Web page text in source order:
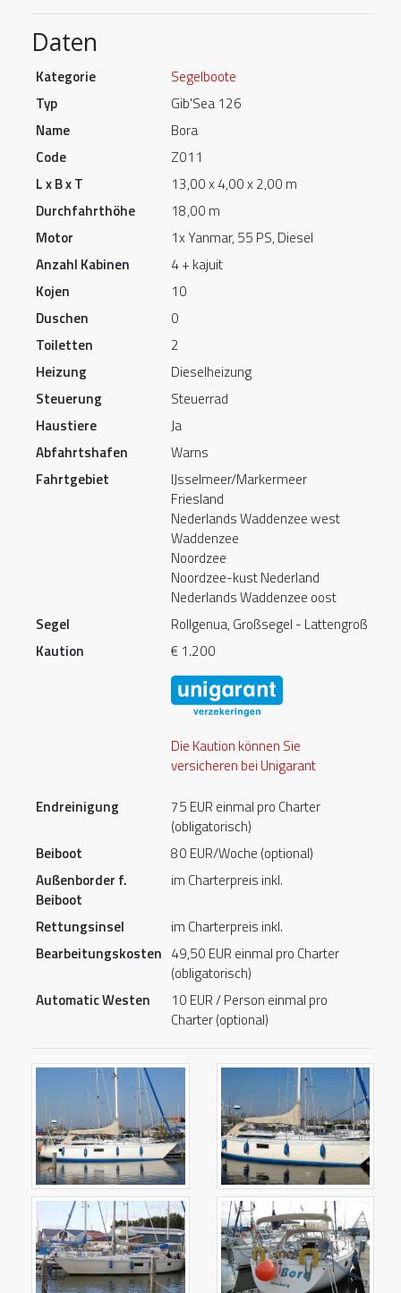
Daten
Kategorie
Segelboote
Typ
Gib'Sea 126
Name
Bora
Code
Z011
L x B x T
13,00 x 4,00 x 2,00 m
Durchfahrthöhe
18,00 m
Motor
1x Yanmar, 55 PS, Diesel
Anzahl Kabinen
4 + kajuit
Kojen
10
Duschen
0
Toiletten
2
Heizung
Dieselheizung
Steuerung
Steuerrad
Haustiere
Ja
Abfahrtshafen
Warns
Fahrtgebiet
IJsselmeer/Markermeer
Friesland
Nederlands Waddenzee west
Waddenzee
Noordzee
Noordzee-kust Nederland
Nederlands Waddenzee oost
Segel
Rollgenua, Großsegel - Lattengroß
Kaution
€ 1.200
Die Kaution können Sie
versicheren bei Unigarant
Endreinigung
75 EUR einmal pro Charter
(obligatorisch)
Beiboot
80 EUR/Woche (optional)
Außenborder f.
Beiboot
im Charterpreis inkl.
Rettungsinsel
im Charterpreis inkl.
Bearbeitungskosten 49,50 EUR einmal pro Charter
(obligatorisch)
Automatic Westen
10 EUR / Person einmal pro
Charter (optional)